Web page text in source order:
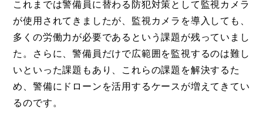
これまでは警備員に替わる防犯対策として監視カメラ
が使用されてきましたが、監視カメラを導入しても、
多くの労働力が必要であるという課題が残っていまし
た。さらに、警備員だけで広範囲を監視するのは難し
いといった課題もあり、これらの課題を解決するた
め、警備にドローンを活用するケースが増えてきてい
るのです。